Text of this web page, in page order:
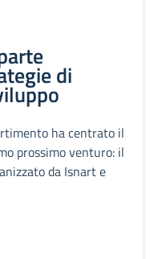
di
ha centrato il
prossimo venturo: il
da Isnart e